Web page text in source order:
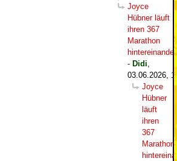
Joyce
Hübner läuft
ihren 367
Marathon
hintereinander
- Didi
03.06.2026,
Joyce
Hübner
läuft
ihren
367
Marathon